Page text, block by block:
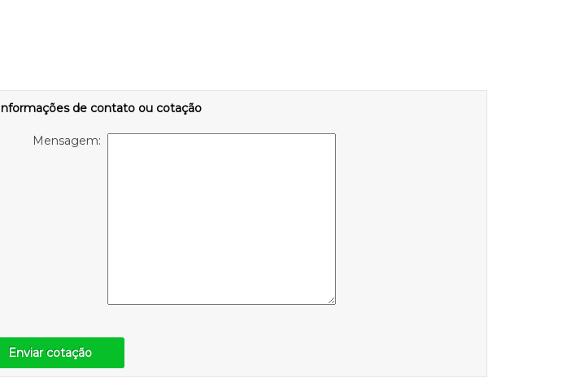
Informações de contato ou cotação
Mensagem:
Enviar cotação